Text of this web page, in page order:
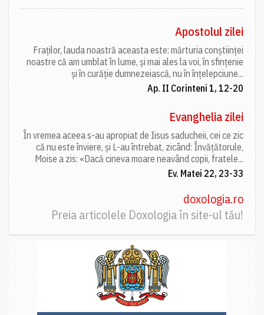
Apostolul zilei
Fraților, lauda noastră aceasta este: mărturia conștiinței
noastre că am umblat în lume, și mai ales la voi, în sfințenie
și în curăție dumnezeiască, nu în înțelepciune...
Ap. II Corinteni 1, 12-20
Evanghelia zilei
În vremea aceea s-au apropiat de Iisus saducheii, cei ce zic
că nu este înviere, și L-au întrebat, zicând: Învățătorule,
Moise a zis: «Dacă cineva moare neavând copii, fratele...
Ev. Matei 22, 23-33
doxologia.ro
Preia articolele Doxologia în site-ul tău!